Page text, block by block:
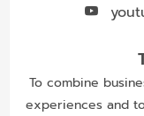
To combine
experiences and